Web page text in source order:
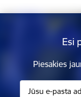
Esi
Piesakies